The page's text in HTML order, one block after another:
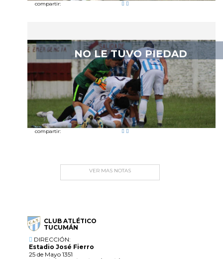
compartir:
NO LE TUVO PIEDAD
compartir:
VER MAS NOTAS
CLUB ATLÉTICO
TUCUMÁN
DIRECCIÓN:
Estadio José Fierro
25 de Mayo 1351